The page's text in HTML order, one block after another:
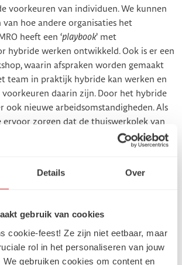
Details Over
gebruik van cookies
cookie-feest! Ze zijn niet eetbaar, maar
rol in het personaliseren van jouw
We gebruiken cookies om content en
voorkeuren van individuen. We kunnen
hoe andere organisaties het
heeft een ‘playbook’ met
hybride werken ontwikkeld. Ook is er een
waarin afspraken worden gemaakt
team in praktijk hybride kan werken en
daarin zijn. Door het hybride
ook nieuwe arbeidsomstandigheden. Als
ervoor zorgen dat de thuiswerkplek van
voldoet aan bepaalde standaarden. De
over gehouden. Soortgelijke
voor jou is. Het type werk dat je verricht
hoe en of het mogelijk is om hybride te
is dat je het zo kan inrichten met je
voor jullie werkt, want hybride werken doe